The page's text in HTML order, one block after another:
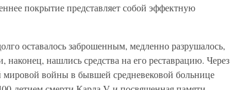
покрытие представляет собой эффектную
оставалось заброшенным, медленно разрушалось,
нашлись средства на его реставрацию. Через
мировой войны в бывшей средневековой больнице